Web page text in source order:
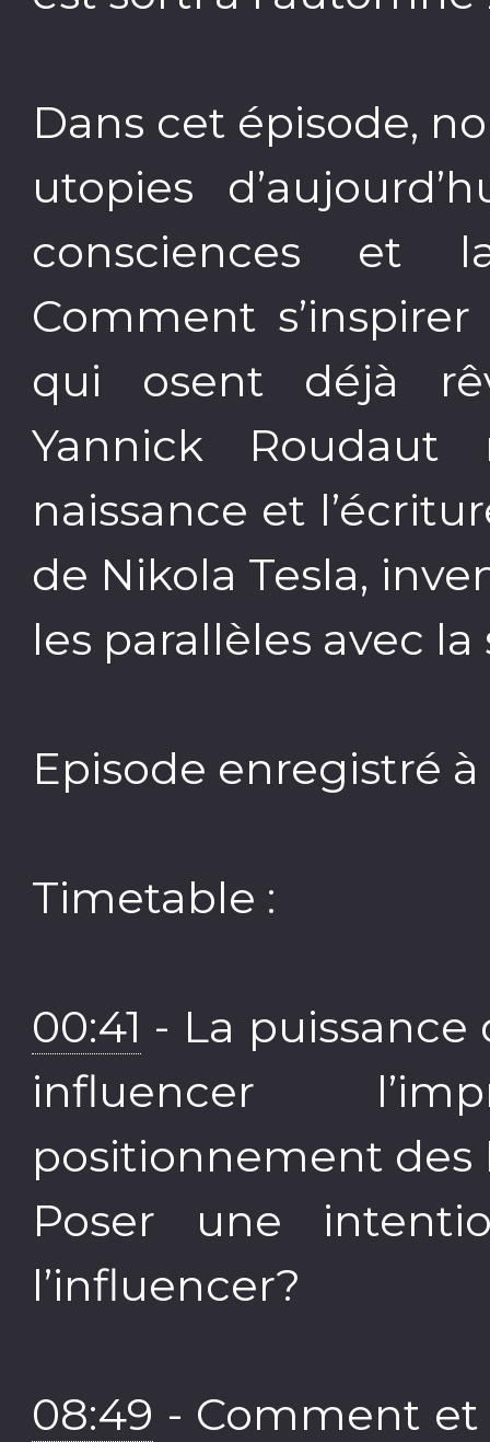
Dans cet épisode,
utopies
consciences et
Comment
qui osent déjà
Yannick
naissance et
de Nikola Tesla,
les parallèles avec la
Episode enregistré
Timetable :
00:41 - La
influencer
positionnement des
Poser une
l’influencer?
08:49 - Comment